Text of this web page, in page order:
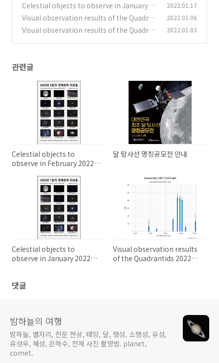
Celestial objects to observe in January 20
22 2022년 1월의 천체 관측 대상들
(0)
2022.01.17
Visual observation results of the Quadran
tids 2022 2022년 사분의자리 유성우(Quadra
2022.01.06
Visual observation results of the Quadran
2022.01.03
관련글
Celestial objects to
observe in February 2022
달 탐사선 명칭공모전 안내
Celestial objects to
observe in January 2022
Visual observation results
of the Quadrantids 2022
댓글
밤하늘의 여행
밤하늘, 별자리, 천문 현상, 태양, 달, 행성, 소행성, 유성,
유성우, 혜성, 은하수, 천체 사진 촬영법. planet,
comet.